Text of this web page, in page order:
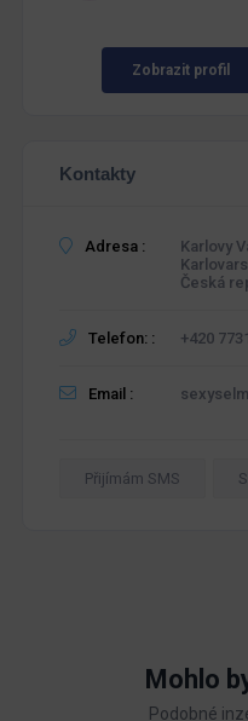
Zobrazit profil
Kontakty
Adresa :
Karlovy
Česká
Telefon: : +420
Email :
Přijímám SMS
Mohlo
Podobné